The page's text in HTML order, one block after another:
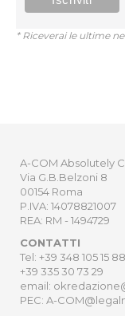
* Riceverai le ultime
A-COM Absolutely
Via G.B.Belzoni 8
00154 Roma
P.IVA: 14078821007
REA: RM - 1494729
CONTATTI
Tel: +39 348 105 15 88
+39 335 30 73 29
email:
PEC: A-